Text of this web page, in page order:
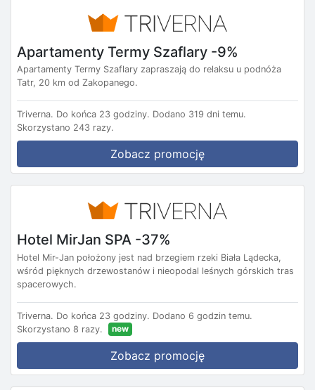
Apartamenty Termy Szaflary -9%
Apartamenty Termy Szaflary zapraszają do relaksu u podnóża
Tatr, 20 km od Zakopanego.
Triverna. Do końca 23 godziny. Dodano 319 dni temu.
Skorzystano 243 razy.
Zobacz promocję
Hotel MirJan SPA -37%
Hotel Mir-Jan położony jest nad brzegiem rzeki Biała Lądecka,
wśród pięknych drzewostanów i nieopodal leśnych górskich tras
spacerowych.
Triverna. Do końca 23 godziny. Dodano 6 godzin temu.
Skorzystano 8 razy.
new
Zobacz promocję